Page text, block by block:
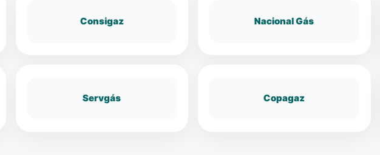
Consigaz Nacional Gás
Servgás Copagaz